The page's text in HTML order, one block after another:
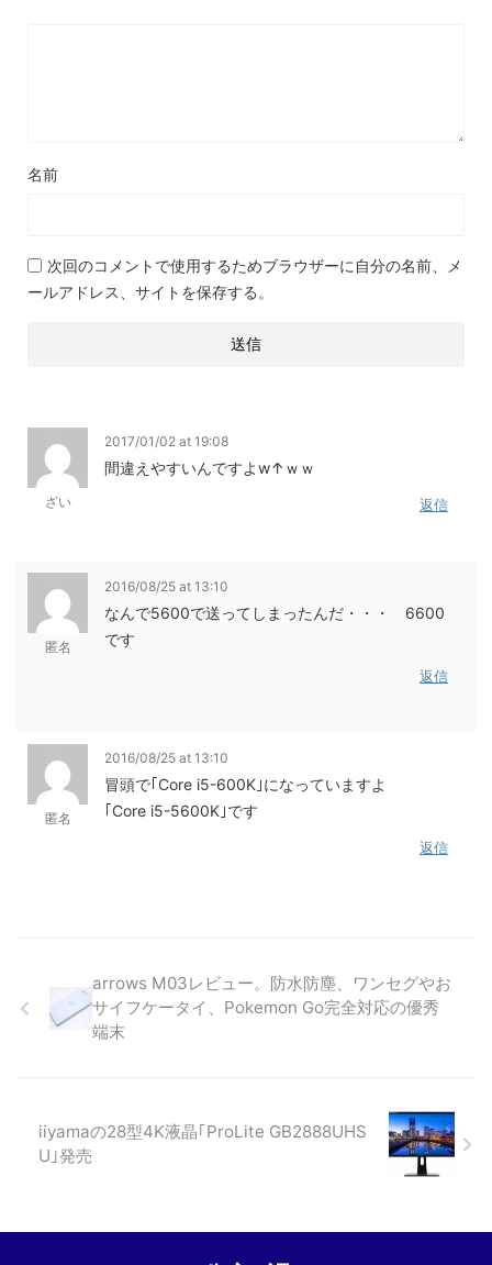
名前
次回のコメントで使用するためブラウザーに自分の名前、メ
ールアドレス、サイトを保存する。
ざい
2017/01/02 at 19:08
間違えやすいんですよw↑ｗｗ
返信
匿名
2016/08/25 at 13:10
なんで5600で送ってしまったんだ・・・ 6600
です
返信
匿名
2016/08/25 at 13:10
冒頭で｢Core i5-600K｣になっていますよ
｢Core i5-5600K｣です
返信
arrows M03レビュー。防水防塵、ワンセグやお
サイフケータイ、Pokemon Go完全対応の優秀
端末
iiyamaの28型4K液晶｢ProLite GB2888UHS
U｣発売